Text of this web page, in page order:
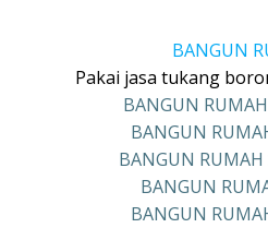
BANGUN
Pakai jasa tukang
BANGUN
BANGUN
BANGUN RUMAH
BANGUN
BANGUN